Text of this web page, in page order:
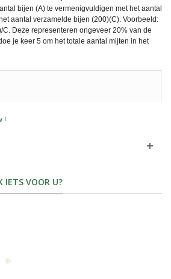
bijen (A) te vermenigvuldigen met het aantal
aantal verzamelde bijen (200)(C). Voorbeeld:
C. Deze representeren ongeveer 20% van de
je keer 5 om het totale aantal mijten in het
!
IETS VOOR U?